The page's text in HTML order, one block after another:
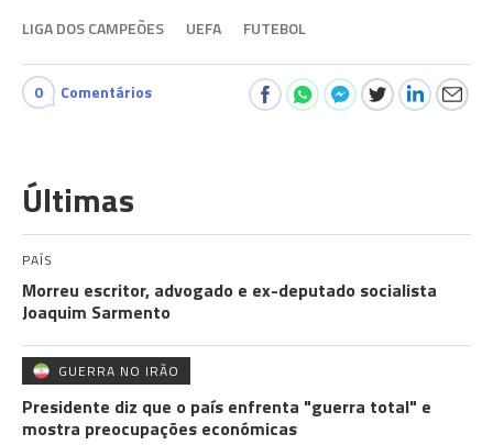
LIGA DOS CAMPEÕES UEFA FUTEBOL
0 Comentários
Últimas
PAÍS
Morreu escritor, advogado e ex-deputado socialista
Joaquim Sarmento
GUERRA NO IRÃO
Presidente diz que o país enfrenta "guerra total" e
mostra preocupações económicas